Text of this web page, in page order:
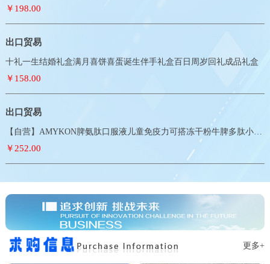
￥198.00
出口贸易
十礼一生结婚礼盒满月喜饼喜蛋诞生伴手礼盒百日周岁回礼成品礼盒
￥158.00
出口贸易
【自营】AMYKON脾氨肽口服液儿童免疫力可搭冻干粉牛脾多肽小分子
￥252.00
更多+